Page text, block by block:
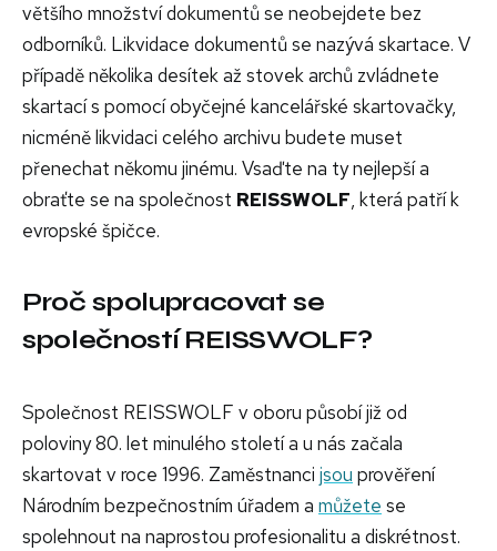
většího množství dokumentů se neobejdete bez
odborníků. Likvidace dokumentů se nazývá skartace. V
případě několika desítek až stovek archů zvládnete
skartací s pomocí obyčejné kancelářské skartovačky,
nicméně likvidaci celého archivu budete muset
přenechat někomu jinému. Vsaďte na ty nejlepší a
obraťte se na společnost REISSWOLF, která patří k
evropské špičce.
Proč spolupracovat se
společností REISSWOLF?
Společnost REISSWOLF v oboru působí již od
poloviny 80. let minulého století a u nás začala
skartovat v roce 1996. Zaměstnanci jsou prověření
Národním bezpečnostním úřadem a můžete se
spolehnout na naprostou profesionalitu a diskrétnost.